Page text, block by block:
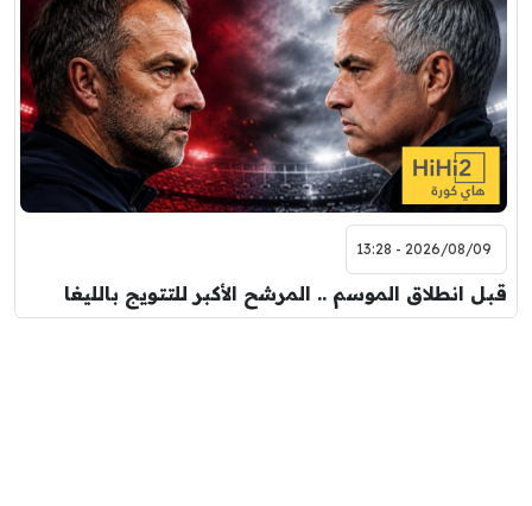
2026/08/09 - 13:28
قبل انطلاق الموسم .. المرشح الأكبر للتتويج بالليغا